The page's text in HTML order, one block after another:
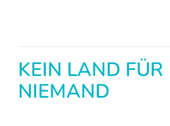
KEIN LAND FÜR
NIEMAND